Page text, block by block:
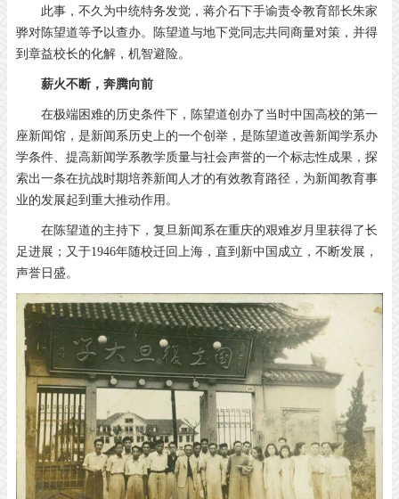
此事，不久为中统特务发觉，蒋介石下手谕责令教育部长朱家
骅对陈望道等予以查办。陈望道与地下党同志共同商量对策，并得
到章益校长的化解，机智避险。
薪火不断，奔腾向前
在极端困难的历史条件下，陈望道创办了当时中国高校的第一
座新闻馆，是新闻系历史上的一个创举，是陈望道改善新闻学系办
学条件、提高新闻学系教学质量与社会声誉的一个标志性成果，探
索出一条在抗战时期培养新闻人才的有效教育路径，为新闻教育事
业的发展起到重大推动作用。
在陈望道的主持下，复旦新闻系在重庆的艰难岁月里获得了长
足进展；又于1946年随校迁回上海，直到新中国成立，不断发展，
声誉日盛。